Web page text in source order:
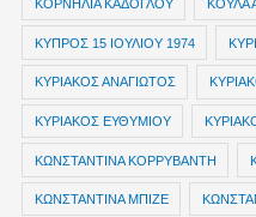
ΚΟΡΝΗΛΙΑ ΚΑΔΟΓΛΟΥ ΚΟΥΛΑ
ΚΥΠΡΟΣ 15 ΙΟΥΛΙΟΥ 1974
ΚΥΡΙΑΚΟΣ ΑΝΑΓΙΩΤΟΣ
ΚΥΡΙΑΚΟΣ ΕΥΘΥΜΙΟΥ
ΚΩΝΣΤΑΝΤΙΝΑ ΚΟΡΡΥΒΑΝΤΗ
ΚΩΝΣΤΑΝΤΙΝΑ ΜΠΙΖΕ